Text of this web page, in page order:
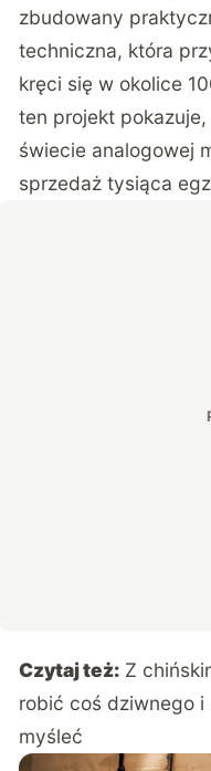
zbudowany
techniczna, która
kręci się w okolice
ten projekt
świecie analogowej
sprzedaż tysiąca
Czytaj też: Z
robić coś dziwnego i
myśleć